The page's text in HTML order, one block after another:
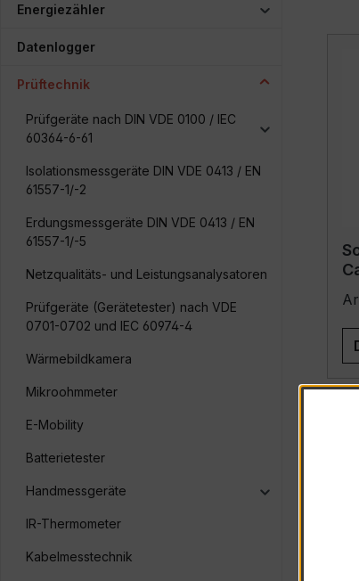
Energiezähler
Datenlogger
Prüftechnik
Prüfgeräte nach DIN VDE 0100 / IEC
60364-6-61
Isolationsmessgeräte DIN VDE 0413 / EN
61557-1/-2
Erdungsmessgeräte DIN VDE 0413 / EN
61557-1/-5
Netzqualitäts- und Leistungsanalysatoren
Prüfgeräte (Gerätetester) nach VDE
0701-0702 und IEC 60974-4
Wärmebildkamera
Mikroohmmeter
E-Mobility
Batterietester
Handmessgeräte
IR-Thermometer
Kabelmesstechnik